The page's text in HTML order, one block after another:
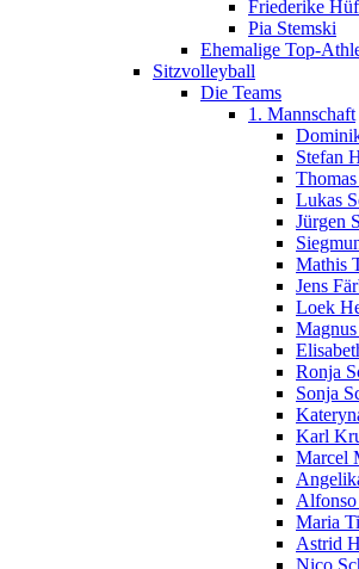
Friederike
Pia Stemski
Ehemalige Top-
Sitzvolleyball
Die Teams
1. Mannschaft
Stefan
Lukas
Jürgen
Mathis
Jens
Loek
Ronja
Sonja
Karl
Marcel
Alfonso
Maria
Astrid
Nico